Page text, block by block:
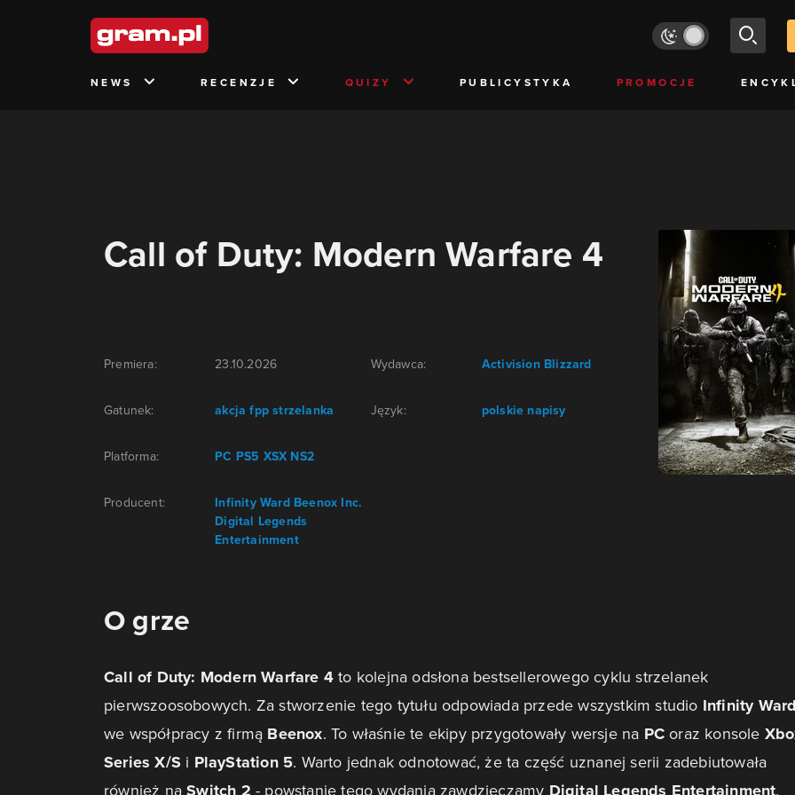
NEWS RECENZJE QUIZY PUBLICYSTYKA PROMOCJE
Call of Duty: Modern Warfare 4
Premiera: 23.10.2026
Gatunek: akcja fpp strzelanka
Platforma: PC PS5 XSX NS2
Producent: Infinity Ward Beenox Inc.
Digital Legends
Entertainment
Wydawca: Activision Blizzard
Język: polskie napisy
O grze
Call of Duty: Modern Warfare 4 to kolejna odsłona bestsellerowego cyklu strzelanek
pierwszoosobowych. Za stworzenie tego tytułu odpowiada przede wszystkim studio Infinity
we współpracy z firmą Beenox. To właśnie te ekipy przygotowały wersje na PCoraz konsole
Series X/S i PlayStation 5. Warto jednak odnotować, że ta część uznanej serii zadebiutowała
również na
- powstanie tego wydania zawdzięczamy .